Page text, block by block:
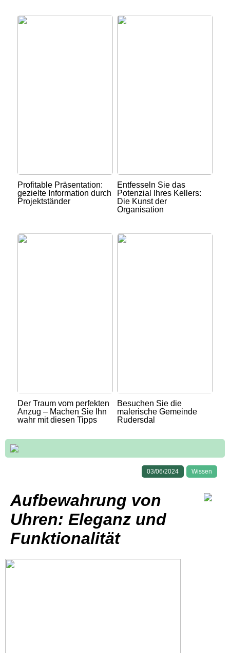
Profitable Präsentation:
gezielte Information durch
Projektständer
Entfesseln Sie das
Potenzial Ihres Kellers:
Die Kunst der
Organisation
Der Traum vom perfekten
Anzug – Machen Sie Ihn
wahr mit diesen Tipps
Besuchen Sie die
malerische Gemeinde
Rudersdal
03/06/2024 Wissen
Aufbewahrung von
Uhren: Eleganz und
Funktionalität